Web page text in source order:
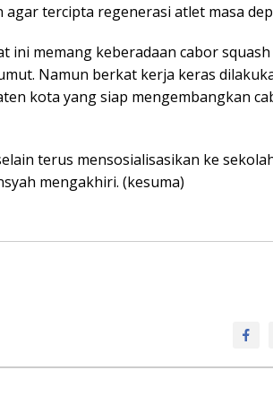
tercipta regenerasi atlet masa
ini memang keberadaan cabor
Namun berkat kerja keras
kota yang siap mengembangkan
terus mensosialisasikan ke
mengakhiri. (kesuma)